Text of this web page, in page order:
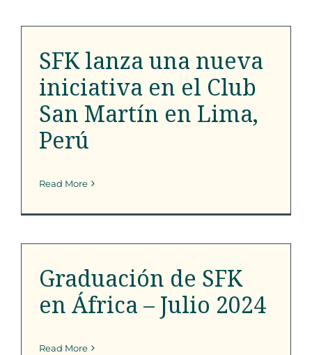
San Martín en Lima,
Perú
Programa de Alcance
SFK lanza una nueva
iniciativa en el Club
San Martín en Lima,
Perú
Read More
África – Julio 2024
Boletín de SFK Programa de Alcance
Graduación de SFK
en África – Julio 2024
Read More